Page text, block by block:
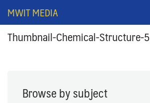
MWIT MEDIA
Thumbnail-Chemical-Structure-5
Browse by subject